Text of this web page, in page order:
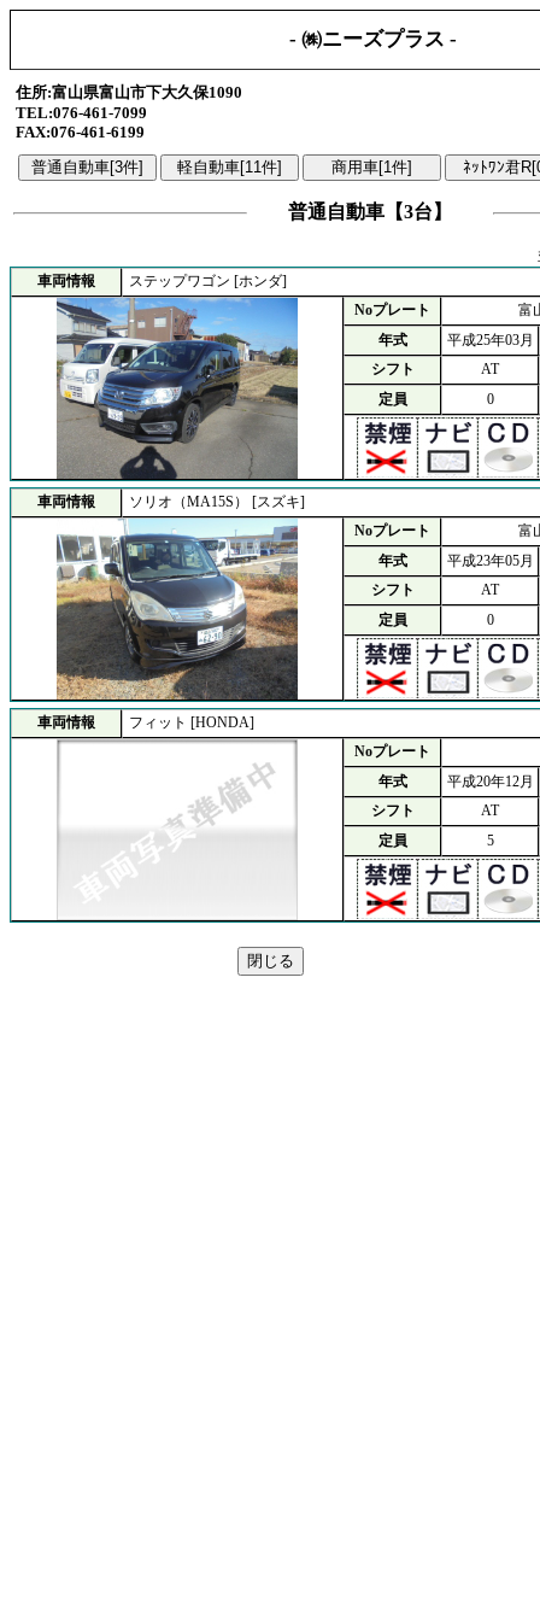
- ㈱ニーズプラス -
住所:富山県富山市下大久保1090
TEL:076-461-7099
FAX:076-461-6199
普通自動車【3台】
車両情報
ステップワゴン [ホンダ]
Noプレート
富
年式
平成25年03月
シフト
AT
定員
0
車両情報
ソリオ（MA15S） [スズキ]
Noプレート
富
年式
平成23年05月
シフト
AT
定員
0
車両情報
フィット [HONDA]
Noプレート
年式
平成20年12月
シフト
AT
定員
5